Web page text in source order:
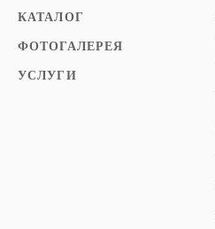
КАТАЛОГ
ФОТОГАЛЕРЕЯ
УСЛУГИ